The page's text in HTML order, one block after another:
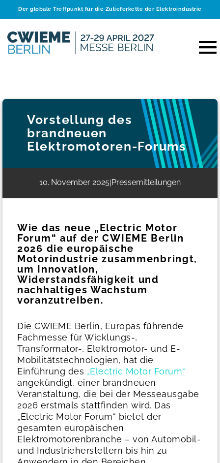
Der globale Treffpunkt für die Zulieferkette der Elektroindustrie
Vorstellung des
brandneuen
Elektromotoren-Forums
10. November 2025|Pressemitteilungen
Wie das neue „Electric Motor
Forum“ auf der CWIEME Berlin
2026 die europäische
Motorindustrie zusammenbringt,
um Innovation,
Widerstandsfähigkeit und
nachhaltiges Wachstum
voranzutreiben.
Die CWIEME Berlin, Europas führende
Fachmesse für Wicklungs-,
Transformator-, Elektromotor- und E-
Mobilitätstechnologien, hat die
Einführung des „Electric Motor Forum“
angekündigt, einer brandneuen
Veranstaltung, die bei der Messeausgabe
2026 erstmals stattfinden wird. Das
„Electric Motor Forum“ bietet der
gesamten europäischen
Elektromotorenbranche – von Automobil-
und Industrieherstellern bis hin zu